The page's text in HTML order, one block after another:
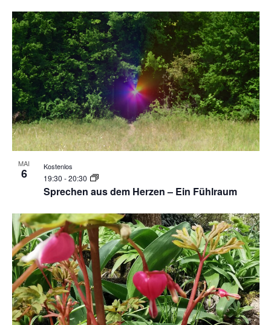
MAI
6
Sprechen aus dem Herzen – Ein Fühlraum
19:30 -20:30
Kostenlos